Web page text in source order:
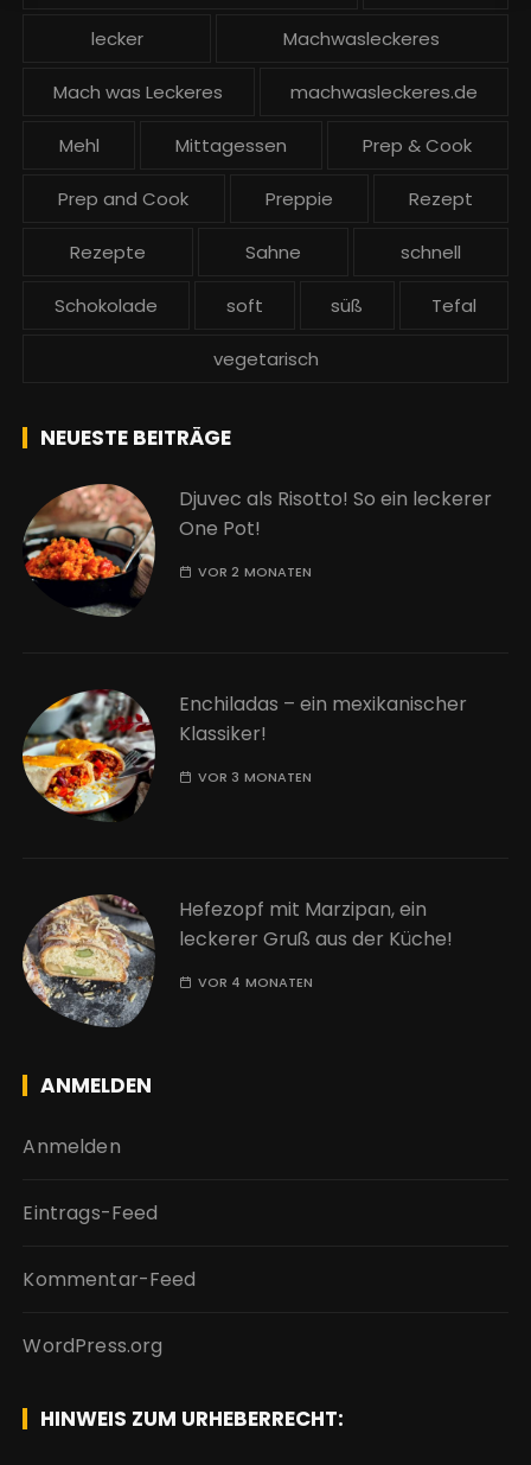
lecker Machwasleckeres
Mach was Leckeres machwasleckeres.de
Mehl Mittagessen Prep & Cook
Prep and Cook Preppie Rezept
Rezepte Sahne schnell
Schokolade soft süß Tefal
vegetarisch
NEUESTE BEITRÄGE
Djuvec als Risotto! So ein leckerer
One Pot!
VOR 2 MONATEN
Enchiladas – ein mexikanischer
Klassiker!
VOR 3 MONATEN
Hefezopf mit Marzipan, ein
leckerer Gruß aus der Küche!
VOR 4 MONATEN
ANMELDEN
Anmelden
Eintrags-Feed
Kommentar-Feed
WordPress.org
HINWEIS ZUM URHEBERRECHT: